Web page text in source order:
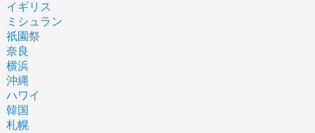
イギリス
ミシュラン
祇園祭
奈良
横浜
沖縄
ハワイ
韓国
札幌